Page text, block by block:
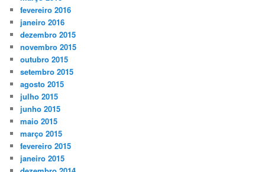
fevereiro 2016
janeiro 2016
dezembro 2015
novembro 2015
outubro 2015
setembro 2015
agosto 2015
julho 2015
junho 2015
maio 2015
março 2015
fevereiro 2015
janeiro 2015